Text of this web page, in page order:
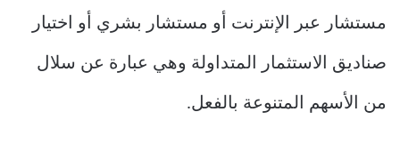
مستشار عبر الإنترنت أو مستشار بشري أو اختيار
صناديق الاستثمار المتداولة وهي عبارة عن سلال
من الأسهم المتنوعة بالفعل.